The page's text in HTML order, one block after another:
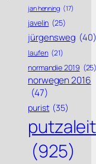
jan henning (17)
javelin (25)
jürgensweg (40)
laufen (21)
normandie 2019
norwegen 2016
(47)
purist (35)
putzaleit
(925)